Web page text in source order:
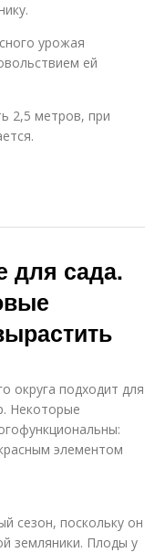
урожая
ей
2,5 метров, при
для сада.
округа подходит для
Некоторые
элементом
сезон, поскольку он
земляники. Плоды у